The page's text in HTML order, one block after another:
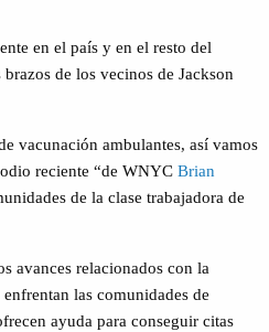
en el país y en el resto del
de los vecinos de Jackson
vacunación ambulantes, así vamos
reciente “de WNYC Brian
de la clase trabajadora de
avances relacionados con la
las comunidades de
ayuda para conseguir citas